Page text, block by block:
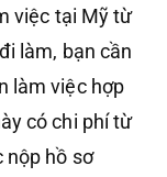
việc tại Mỹ từ
làm, bạn cần
làm việc hợp
có chi phí từ
nộp hồ sơ